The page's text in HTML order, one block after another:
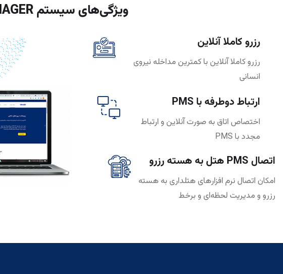
ویژگی‌های سیستم TPORT HOTEL CHANNEL MANAGER
رزرو کاملا آنلاین
رزرو کاملا آنلاین با کمترین مداخله نیروی
انسانی
ارتباط دوطرفه با PMS
اختصاص اتاق به صورت آنلاین و ارتباط
مجدد با PMS
اتصال PMS هتل به هسته رزرو
امکان اتصال نرم افزارهای هتلداری به هسته
رزرو و مدیریت لحظه‌ای و برخط